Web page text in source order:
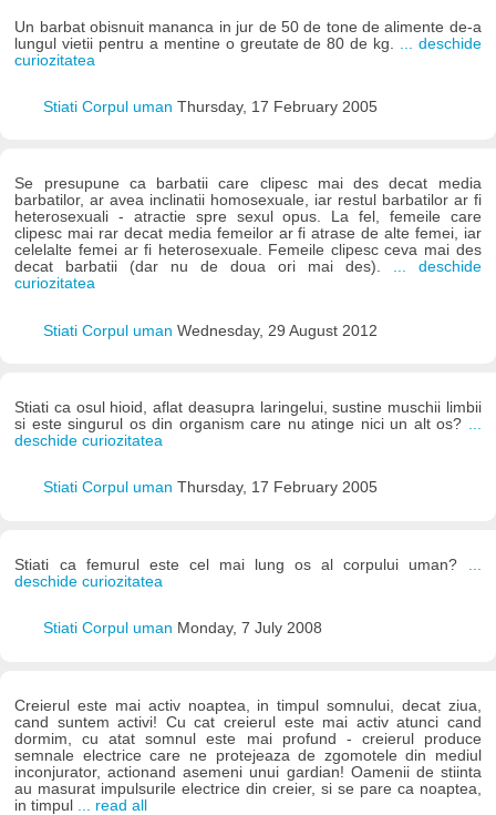
Un barbat obisnuit mananca in jur de 50 de tone de alimente de-a
lungul vietii pentru a mentine o greutate de 80 de kg.
... deschide
curiozitatea
Stiati Corpul uman Thursday, 17 February 2005
Se presupune ca barbatii care clipesc mai des decat media
barbatilor, ar avea inclinatii homosexuale, iar restul barbatilor ar fi
heterosexuali - atractie spre sexul opus. La fel, femeile care
clipesc mai rar decat media femeilor ar fi atrase de alte femei, iar
celelalte femei ar fi heterosexuale. Femeile clipesc ceva mai des
decat barbatii (dar nu de doua ori mai des). ... deschide
curiozitatea
Stiati Corpul uman Wednesday, 29 August 2012
Stiati ca osul hioid, aflat deasupra laringelui, sustine muschii limbii
si este singurul os din organism care nu atinge nici un alt os? ...
deschide curiozitatea
Stiati Corpul uman Thursday, 17 February 2005
Stiati ca femurul este cel mai lung os al corpului uman?
deschide curiozitatea
Stiati Corpul uman Monday, 7 July 2008
Creierul este mai activ noaptea, in timpul somnului, decat ziua,
cand suntem activi! Cu cat creierul este mai activ atunci cand
dormim, cu atat somnul este mai profund - creierul produce
semnale electrice care ne protejeaza de zgomotele din mediul
inconjurator, actionand asemeni unui gardian! Oamenii de stiinta
au masurat impulsurile electrice din creier, si se pare ca noaptea,
in timpul
... read all